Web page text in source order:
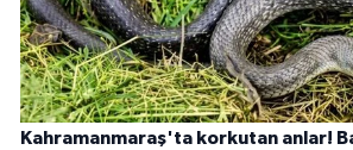
Kahramanmaraş'ta korkutan anlar!